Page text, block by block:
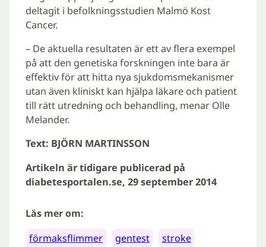
deltagit i befolkningsstudien Malmö Kost
Cancer.
– De aktuella resultaten är ett av flera exempel
på att den genetiska forskningen inte bara är
effektiv för att hitta nya sjukdomsmekanismer
utan även kliniskt kan hjälpa läkare och patient
till rätt utredning och behandling, menar Olle
Melander.
Text: BJÖRN MARTINSSON
Artikeln är tidigare publicerad på
diabetesportalen.se, 29 september 2014
Läs mer om:
förmaksflimmer
gentest
stroke